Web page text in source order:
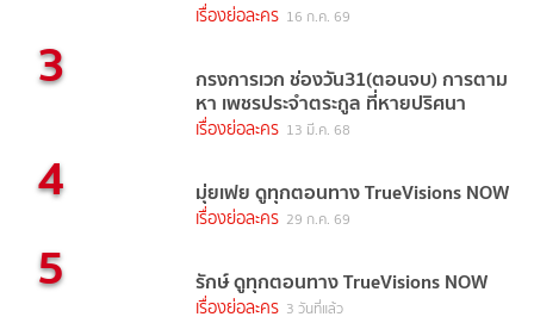
เรื่องย่อละคร 16 ก.ค. 69
3 กรงการเวก ช่องวัน31(ตอนจบ) การตาม
หา เพชรประจำตระกูล ที่หายปริศนา
เรื่องย่อละคร 13 มี.ค. 68
4 มุ่ยเฟย ดูทุกตอนทาง TrueVisions NOW
เรื่องย่อละคร 29 ก.ค. 69
5 รักษ์ ดูทุกตอนทาง TrueVisions NOW
เรื่องย่อละคร 3 วันที่แล้ว